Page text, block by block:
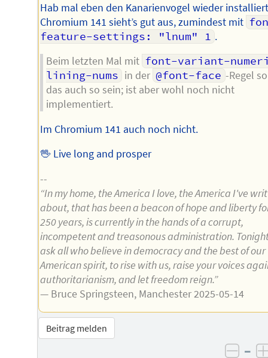
Hab mal eben den Kanarienvogel wieder
Chromium 141 sieht’s gut aus, zumindest mit
feature-settings: "lnum" 1 .
Beim letzten Mal mit font-variant-
lining-nums in der @font-face -Regel
das auch so sein; ist aber wohl noch nicht
implementiert.
Im Chromium 141 auch noch nicht.
🖖 Live long and prosper
--
“In my home, the America I love, the America I've
about, that has been a beacon of hope and liberty
250 years, is currently in the hands of a corrupt,
incompetent and treasonous administration.
ask all who believe in democracy and the best of our
American spirit, to rise with us, raise your voices
authoritarianism, and let freedom reign.”
— Bruce Springsteen, Manchester 2025-05-14
Beitrag melden
–